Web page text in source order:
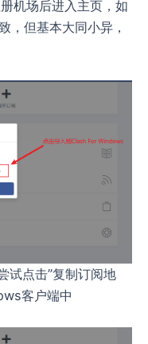
机场后进入主页，如
，但基本大同小异，
试点击”复制订阅地
客户端中